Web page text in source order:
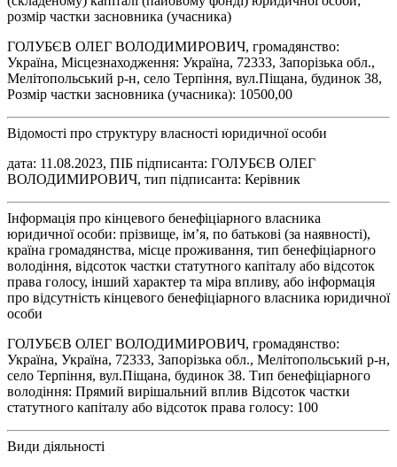
розмір частки засновника (учасника)
ГОЛУБЄВ ОЛЕГ ВОЛОДИМИРОВИЧ, громадянство:
Україна, Місцезнаходження: Україна, 72333, Запорізька обл.,
Мелітопольський р-н, село Терпіння, вул.Піщана, будинок 38,
Розмір частки засновника (учасника): 10500,00
Відомості про структуру власності юридичної особи
дата: 11.08.2023, ПІБ підписанта: ГОЛУБЄВ ОЛЕГ
ВОЛОДИМИРОВИЧ, тип підписанта: Керівник
Інформація про кінцевого бенефіціарного власника
юридичної особи: прізвище, ім’я, по батькові (за наявності),
країна громадянства, місце проживання, тип бенефіціарного
володіння, відсоток частки статутного капіталу або відсоток
права голосу, інший характер та міра впливу, або інформація
про відсутність кінцевого бенефіціарного власника юридичної
особи
ГОЛУБЄВ ОЛЕГ ВОЛОДИМИРОВИЧ, громадянство:
Україна, Україна, 72333, Запорізька обл., Мелітопольський р-н,
село Терпіння, вул.Піщана, будинок 38. Тип бенефіціарного
володіння: Прямий вирішальний вплив Відсоток частки
статутного капіталу або відсоток права голосу: 100
Види діяльності